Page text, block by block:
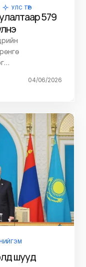
УЛС ТӨР
579
04/06/2026
НИЙГЭМ
шууд